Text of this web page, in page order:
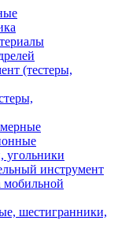
(тестеры,
угольники
инструмент
мобильной
шестигранники,